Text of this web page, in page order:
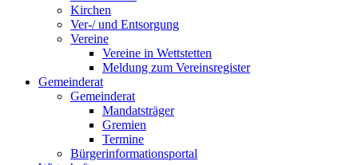
Kirchen
Ver-/ und Entsorgung
Vereine
Vereine in Wettstetten
Meldung zum Vereinsregister
Gemeinderat
Gemeinderat
Mandatsträger
Gremien
Termine
Bürgerinformationsportal